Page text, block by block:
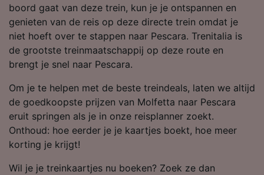
boord gaat van deze trein, kun je je ontspannen en
genieten van de reis op deze directe trein omdat je
niet hoeft over te stappen naar Pescara. Trenitalia is
de grootste treinmaatschappij op deze route en
brengt je snel naar Pescara.
Om je te helpen met de beste treindeals, laten we altijd
de goedkoopste prijzen van Molfetta naar Pescara
eruit springen als je in onze reisplanner zoekt.
Onthoud: hoe eerder je je kaartjes boekt, hoe meer
korting je krijgt!
Wil je je treinkaartjes nu boeken? Zoek ze dan